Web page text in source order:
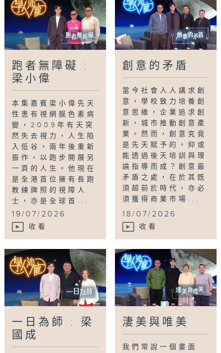
跑者無障礙 :
梁小偉
本集嘉賓梁小偉先天
性患有視網膜色素病
變，2009年有天突
然失去視力，人生陷
入低谷，兩年後重新
振作，以跑步開展另
一頁的人生。他現在
是全港首位擁有長跑
教練牌照的視障人
士，亦是全球首...
19/07/2026
收看
創意的矛盾
當今社會人人講求創
意，學校致力培養創
意思維，企業追求創
新，城市推動創意產
業。然而，創意究竟
是先天賦予的，抑或
能透過後天培訓與理
論指導而成？創意最
矛盾之處，在於其既
須超前於時代，亦必
須獲得商業市場...
18/07/2026
收看
一日為師 : 梁
國成
淒美與唯美
我們常說一個畫面